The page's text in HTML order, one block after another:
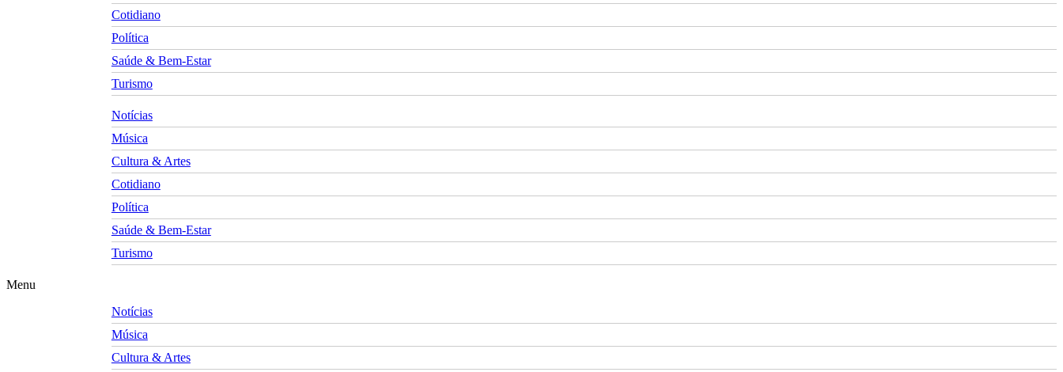
Cotidiano
Política
Saúde & Bem-Estar
Turismo
Notícias
Música
Cultura & Artes
Cotidiano
Política
Saúde & Bem-Estar
Turismo
Menu
Notícias
Música
Cultura & Artes